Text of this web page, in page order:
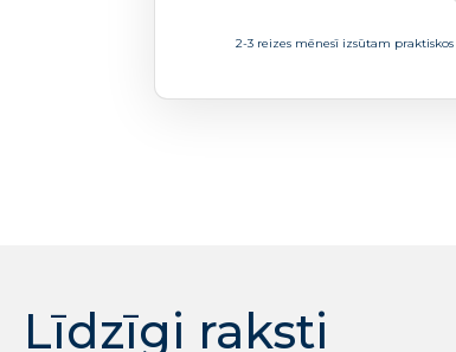
2-3 reizes mēnesī izsūtam praktiskos
Līdzīgi raksti